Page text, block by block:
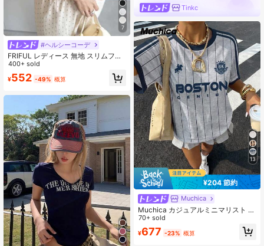
7
#ヘルシーコーデ
FRIFUL レディース 無地 スリムフィ
ット カジュアル 半袖Tシャツ、春夏
シーズンに適しています
400+ sold
¥552 -49% 概算
Tinkc
13
¥204 節約
Muchica
Muchica カジュアルミニマリスト ラ
ウンドネック 半袖 ルーズフィット
レディースTシャツ 夏向け、コント
ラストネイビーブルーの襟とストラ
70+ sold
¥677 -23% 概算